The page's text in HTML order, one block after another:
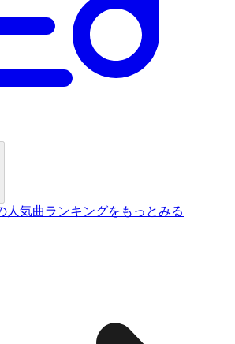
人気曲ランキングをもっとみる